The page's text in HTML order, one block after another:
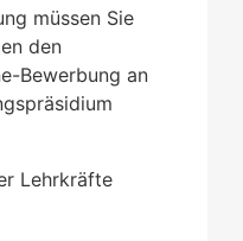
müssen Sie
den
Bewerbung an
Lehrkräfte